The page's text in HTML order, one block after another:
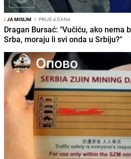
/JA MISLIM I PRIJE 4 DANA
Dragan Bursać: "Vučiću, ako nema
Srba, moraju li svi onda u Srbiju?"